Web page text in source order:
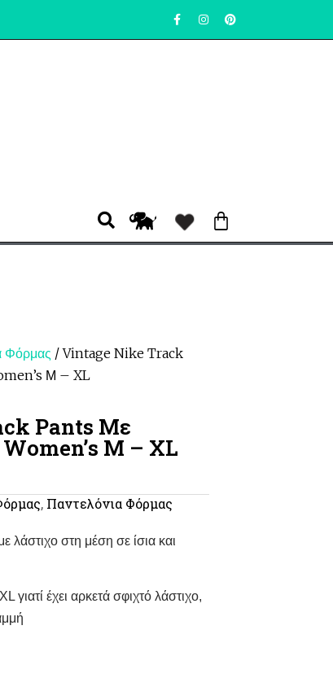
Φόρμας / Vintage Nike Track
Μ – XL
Pants Με
Μ – XL
, Παντελόνια Φόρμας
λάστιχο στη μέση σε ίσια και
έχει αρκετά σφιχτό λάστιχο,